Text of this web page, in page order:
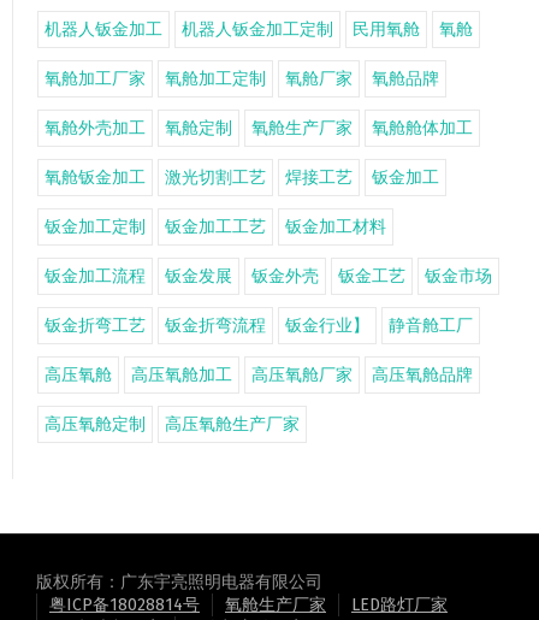
机器人钣金加工 机器人钣金加工定制 民用氧舱 氧舱
氧舱加工厂家 氧舱加工定制 氧舱厂家 氧舱品牌
氧舱外壳加工 氧舱定制 氧舱生产厂家 氧舱舱体加工
氧舱钣金加工 激光切割工艺 焊接工艺 钣金加工
钣金加工定制 钣金加工工艺 钣金加工材料
钣金加工流程 钣金发展 钣金外壳 钣金工艺 钣金市场
钣金折弯工艺 钣金折弯流程 钣金行业】 静音舱工厂
高压氧舱 高压氧舱加工 高压氧舱厂家 高压氧舱品牌
高压氧舱定制 高压氧舱生产厂家
版权所有：广东宇亮照明电器有限公司
粤ICP备18028814号
氧舱生产厂家
LED路灯厂家